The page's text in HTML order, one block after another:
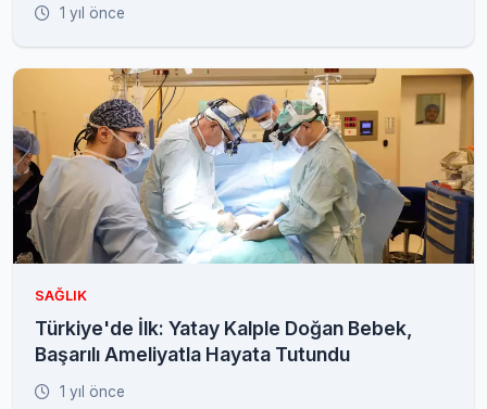
1 yıl önce
SAĞLIK
Türkiye'de İlk: Yatay Kalple Doğan Bebek,
Başarılı Ameliyatla Hayata Tutundu
1 yıl önce